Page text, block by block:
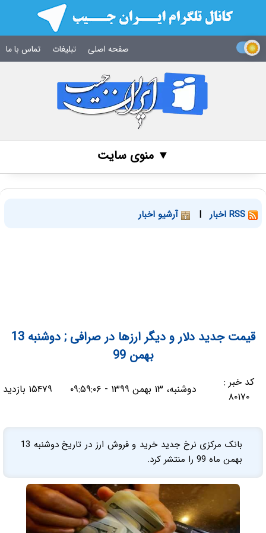
صفحه اصلی تبلیغات تماس با ما
▼ منوی سایت
| آرشیو اخبار
قیمت جدید دلار و دیگر ارزها در صرافی ; دوشنبه 13
بهمن 99
کد خبر :
۸۰۱۷۰
دوشنبه، ۱۳ بهمن ۱۳۹۹ - ۰۹:۵۹:۰۶ ۱۵۴۷۹ بازدید
بانک مرکزی نرخ جدید خرید و فروش ارز در تاریخ دوشنبه 13
بهمن ماه 99 را منتشر کرد.